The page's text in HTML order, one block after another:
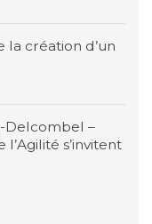
la création d’un
Delcombel –
s’invitent